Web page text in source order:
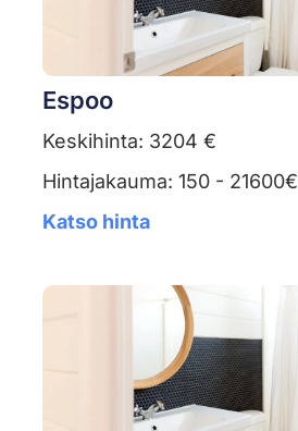
Espoo
Keskihinta: 3204 €
Hintajakauma: 150 - 21600€
Katso hinta